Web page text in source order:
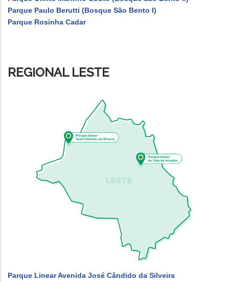
Parque Paulo Berutti (Bosque São Bento I)
Parque Rosinha Cadar
REGIONAL LESTE
Parque Linear Avenida José Cândido da Silveira